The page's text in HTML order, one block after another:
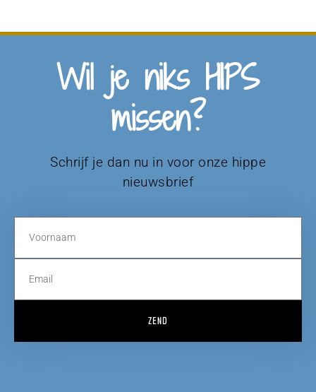
Wil je niks HIPS
missen?
Schrijf je dan nu in voor onze hippe
nieuwsbrief
ZEND